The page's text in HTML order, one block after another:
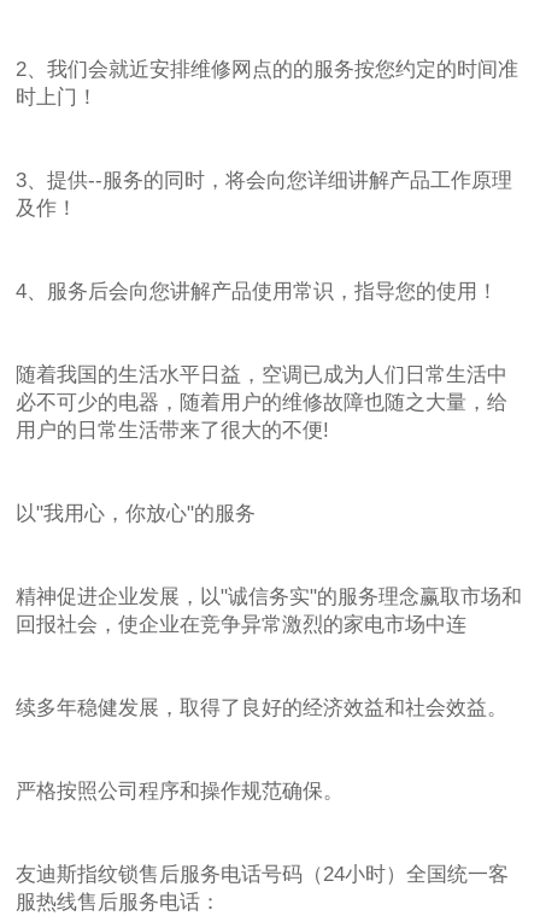
2、我们会就近安排维修网点的的服务按您约定的时间准
时上门！
3、提供--服务的同时，将会向您详细讲解产品工作原理
及作！
4、服务后会向您讲解产品使用常识，指导您的使用！
随着我国的生活水平日益，空调已成为人们日常生活中
必不可少的电器，随着用户的维修故障也随之大量，给
用户的日常生活带来了很大的不便!
以"我用心，你放心"的服务
精神促进企业发展，以"诚信务实"的服务理念赢取市场和
回报社会，使企业在竞争异常激烈的家电市场中连
续多年稳健发展，取得了良好的经济效益和社会效益。
严格按照公司程序和操作规范确保。
友迪斯指纹锁售后服务电话号码（24小时）全国统一客
服热线售后服务电话：